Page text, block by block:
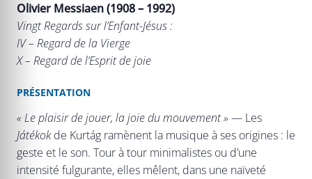
Olivier Messiaen (1908 – 1992)
Vingt Regards sur l’Enfant-Jésus :
IV – Regard de la Vierge
X – Regard de l’Esprit de joie
PRÉSENTATION
« Le plaisir de jouer, la joie du mouvement » — Les
Játékokde Kurtág ramènent la musique à ses origines : le
geste et le son. Tour à tour minimalistes ou d’une
intensité fulgurante, elles mêlent, dans une naïveté